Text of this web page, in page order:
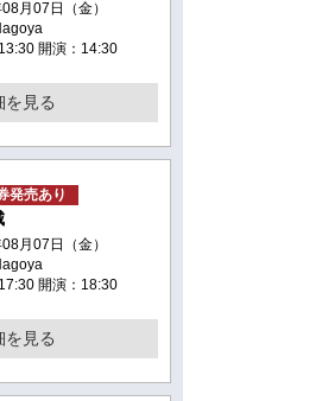
月07日（金）
開演：14:30
を見る
発売あり
月07日（金）
開演：18:30
を見る